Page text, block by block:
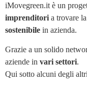
iMovegreen.it è un
imprenditori a trovare la
sostenibile in azienda.
Grazie a un solido
aziende in vari settori.
Qui sotto alcuni degli